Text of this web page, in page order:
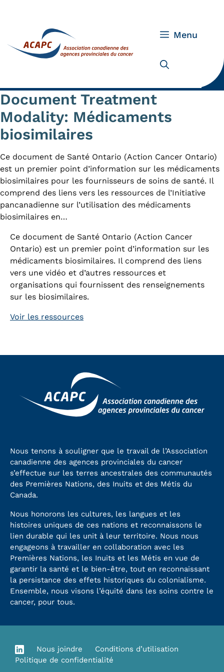
Menu
Document Treatment
Modality: Médicaments
biosimilaires
Ce document de Santé Ontario (Action Cancer Ontario)
est un premier point d’information sur les médicaments
biosimilaires pour les fournisseurs de soins de santé. Il
comprend des liens vers les ressources de l’Initiative
pancanadienne sur l’utilisation des médicaments
biosimilaires en…
Ce document de Santé Ontario (Action Cancer
Ontario) est un premier point d’information sur les
médicaments biosimilaires. Il comprend des liens
vers une vidéo et d’autres ressources et
organisations qui fournissent des renseignements
sur les biosimilaires.
Voir les ressources
Nous tenons à souligner que le travail de l’Association
canadienne des agences provinciales du cancer
s’effectue sur les terres ancestrales des communautés
des Premières Nations, des Inuits et des Métis du
Canada.
Nous honorons les cultures, les langues et les
histoires uniques de ces nations et reconnaissons le
lien durable qui les unit à leur territoire. Nous nous
engageons à travailler en collaboration avec les
Premières Nations, les Inuits et les Métis en vue de
garantir la santé et le bien-être, tout en reconnaissant
la persistance des effets historiques du colonialisme.
Ensemble, nous visons l’équité dans les soins contre le
cancer, pour tous.
Nous joindre
Conditions d’utilisation
Politique de confidentialité